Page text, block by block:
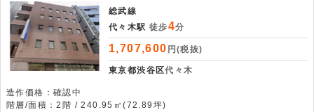
総武線
代々木駅 徒歩4分
1,707,600 円(税抜)
東京都渋谷区代々木
造作価格：確認中
階層/面積：2階 / 240.95㎡(72.89坪)